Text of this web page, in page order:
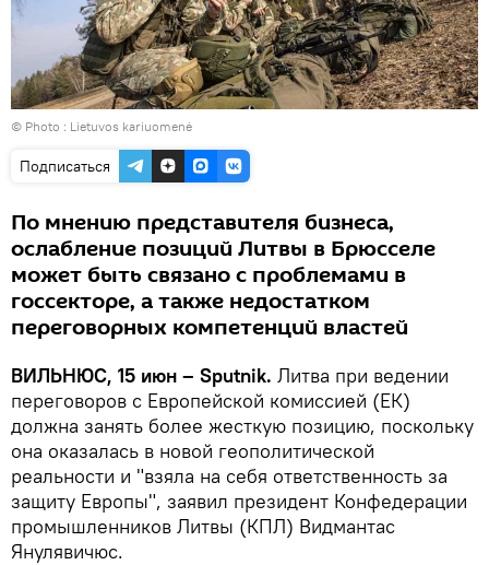
© Photo : Lietuvos kariuomenė
Подписаться
По мнению представителя бизнеса,
ослабление позиций Литвы в Брюсселе
может быть связано с проблемами в
госсекторе, а также недостатком
переговорных компетенций властей
ВИЛЬНЮС, 15 июн – Sputnik. Литва при ведении
переговоров с Европейской комиссией (ЕК)
должна занять более жесткую позицию, поскольку
она оказалась в новой геополитической
реальности и "взяла на себя ответственность за
защиту Европы", заявил президент Конфедерации
промышленников Литвы (КПЛ) Видмантас
Янулявичюс.